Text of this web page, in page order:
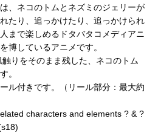
、ネコのトムとネズミのジェリーが
たり、追っかけたり、追っかけられ
まで楽しめるドタバタコメディアニ
博しているアニメです。
りをそのまま残した、ネコのトム
。
ル付きです。（リール部分：最大約
characters and elements ? & ?